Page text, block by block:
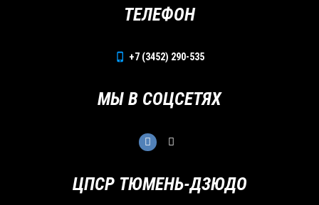
ЦПСР ТЮМЕНЬ-ДЗЮДО
ТЕЛЕФОН
+7 (3452) 290-535
МЫ В СОЦСЕТЯХ